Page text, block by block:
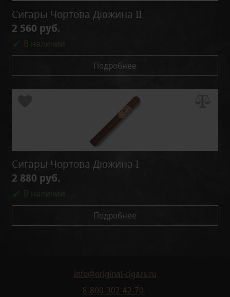
Сигары Чортова Дюжина II
2 560 руб.
В наличии
Подробнее
Сигары Чортова Дюжина I
2 880 руб.
В наличии
Подробнее
info@original-cigars.ru
8-800-302-42-70